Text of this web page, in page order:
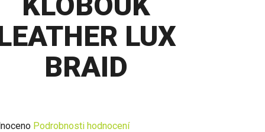
LUX
BRAID
Podrobnosti hodnocení